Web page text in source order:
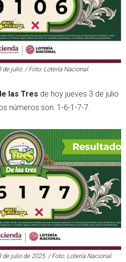
julio. / Foto: Lotería Nacional.
las Tres de hoy jueves 3 de julio
números son: 1-6-1-7-7.
julio de 2025. / Foto: Lotería Nacional.